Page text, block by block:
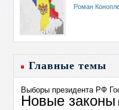
Роман
Главные темы
Выборы президента РФ
Новые законы